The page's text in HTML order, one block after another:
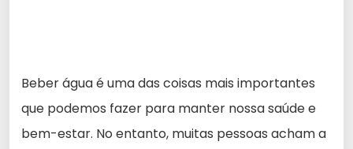
Beber água é uma das coisas mais importantes
que podemos fazer para manter nossa saúde e
bem-estar. No entanto, muitas pessoas acham a